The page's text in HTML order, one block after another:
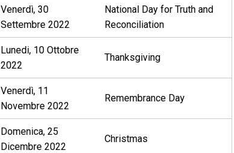
Venerdì, 30
Settembre 2022
National Day for Truth and
Reconciliation
Lunedi, 10 Ottobre
2022
Thanksgiving
Venerdì, 11
Novembre 2022
Remembrance Day
Domenica, 25
Dicembre 2022
Christmas